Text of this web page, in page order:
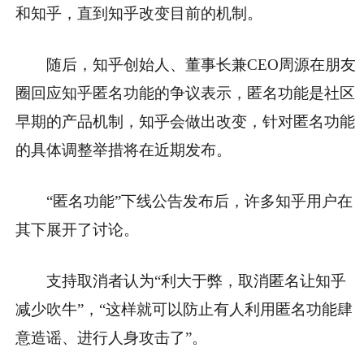
和知乎，直到知乎改变目前的机制。
随后，知乎创始人、董事长兼CEO周源在朋友
圈回应知乎匿名功能的争议表示，匿名功能是社区
早期的产品机制，知乎会做出改变，针对匿名功能
的具体调整举措将在近期发布。
“匿名功能”下线公告发布后，许多知乎用户在
其下展开了讨论。
支持取消者认为“利大于弊，取消匿名让知乎
减少吹牛”，“这样就可以防止有人利用匿名功能肆
意造谣、进行人身攻击了”。